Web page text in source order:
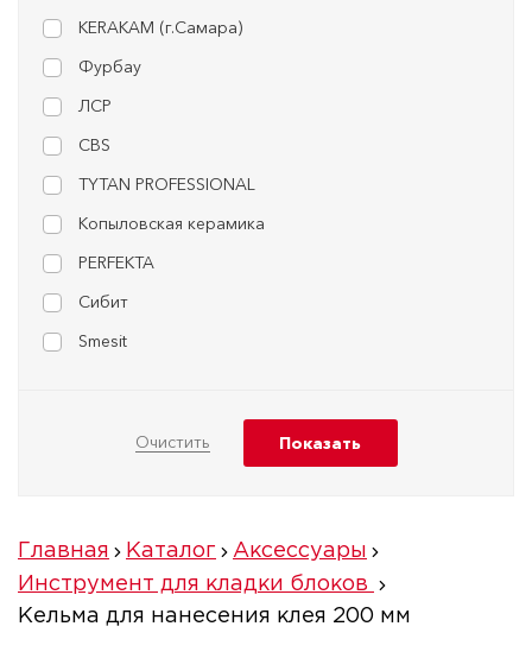
KERAKAM (г.Самара)
Фурбау
ЛСР
CBS
TYTAN PROFESSIONAL
Копыловская керамика
PERFEKTA
Сибит
Smesit
Главная Каталог
Аксессуары
Инструмент для кладки блоков
Кельма для нанесения клея 200 мм